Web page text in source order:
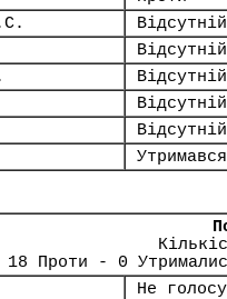
Відсутній
Відсутній
Відсутній
Відсутній
Відсутній
Утримався
Проти - 0
Не